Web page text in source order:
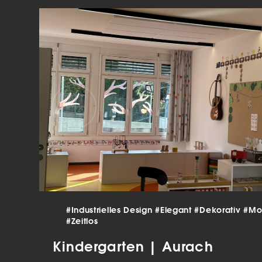
#Industrielles Design#Elegant#Dekorativ
#Zeitlos
Kindergarten | Aurach
die